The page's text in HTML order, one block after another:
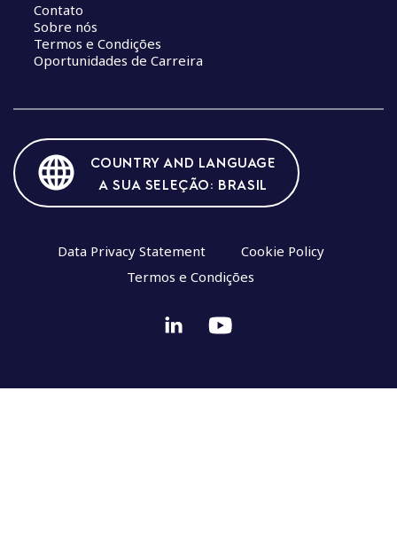
Contato
Sobre nós
Termos e Condições
Oportunidades de Carreira
COUNTRY AND LANGUAGE
A SUA SELEÇÃO: BRASIL
Data Privacy Statement
Cookie Policy
Termos e Condições